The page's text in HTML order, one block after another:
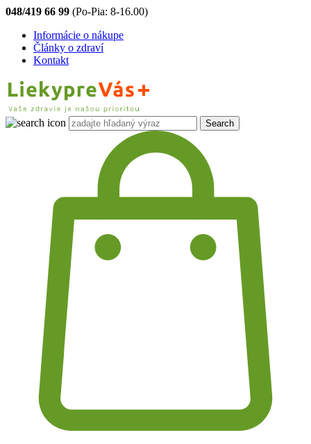
048/419 66 99 (Po-Pia: 8-16.00)
Informácie o nákupe
Články o zdraví
Kontakt